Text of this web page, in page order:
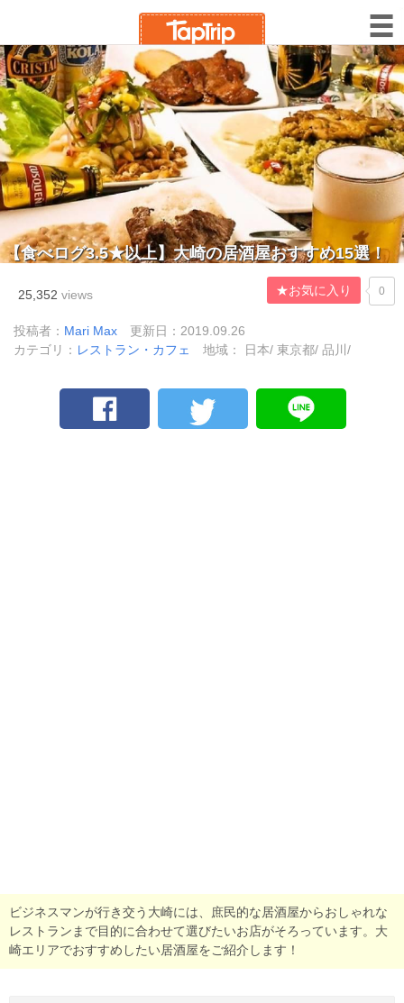
【食べログ3.5★以上】大崎の居酒屋おすすめ15選！
25,352 views ★お気に入り 0
投稿者： Mari Max
更新日：2019.09.26
カテゴリ： レストラン・カフェ 地域： 日本/ 東京都/ 品川/
ビジネスマンが行き交う大崎には、庶民的な居酒屋からおしゃれな
レストランまで目的に合わせて選びたいお店がそろっています。大
崎エリアでおすすめしたい居酒屋をご紹介します！